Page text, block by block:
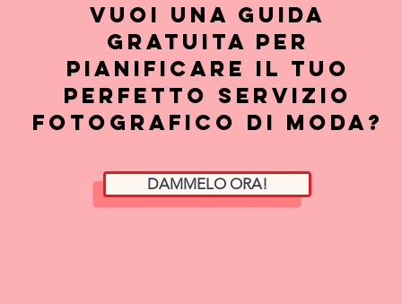
VUOI UNA GUIDA
GRATUITA per
pianificare il tuo
perfetto servizio
fotografico di moda?
DAMMELO ORA!